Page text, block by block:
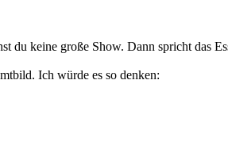
du keine große Show. Dann spricht das
Ich würde es so denken: